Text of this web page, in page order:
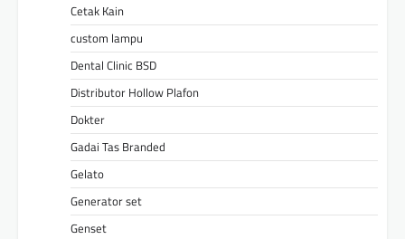
Cetak Kain
custom lampu
Dental Clinic BSD
Distributor Hollow Plafon
Dokter
Gadai Tas Branded
Gelato
Generator set
Genset